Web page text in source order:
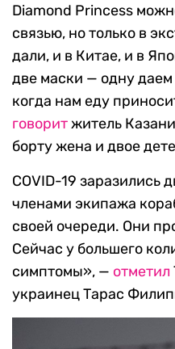
Diamond Princess
связью, но только в
дали, и в Китае, и в
две маски — одну
когда нам еду
говоритжитель
борту жена и двое
COVID-19 заразились
членами экипажа
своей очереди. Они
Сейчас у большего
симптомы», — отметил
украинец Тарас